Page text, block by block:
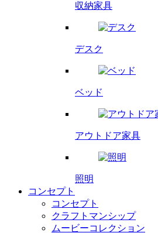
収納家具
デスク
ベッド
アウトドア家具
照明
コンセプト
コンセプト
クラフトマンシップ
ムービーコレクション